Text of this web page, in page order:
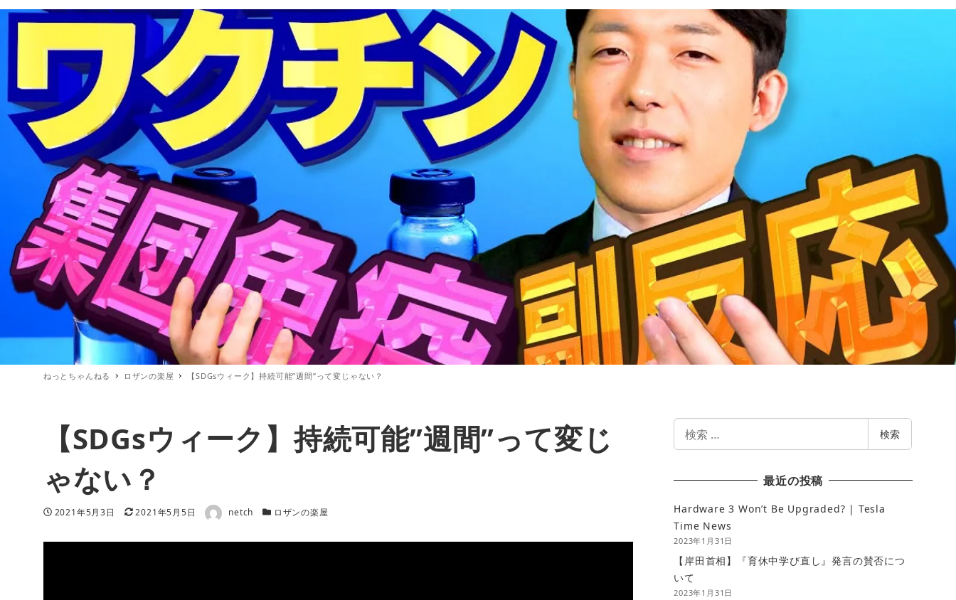
ねっとちゃんねる ロザンの楽屋 【SDGsウィーク】持続可能”週間”って変じゃない？
【SDGsウィーク】持続可能”週間”って変じ
ゃない？
投稿日
2021年5月3日 更新日
2021年5月5日 著者 netch カテゴリー
ロザンの楽屋
検索
最近の投稿
Hardware 3 Won’t Be Upgraded? | Tesla
Time News
2023年1月31日
【岸田首相】『育休中学び直し』発言の賛否につ
いて
2023年1月31日